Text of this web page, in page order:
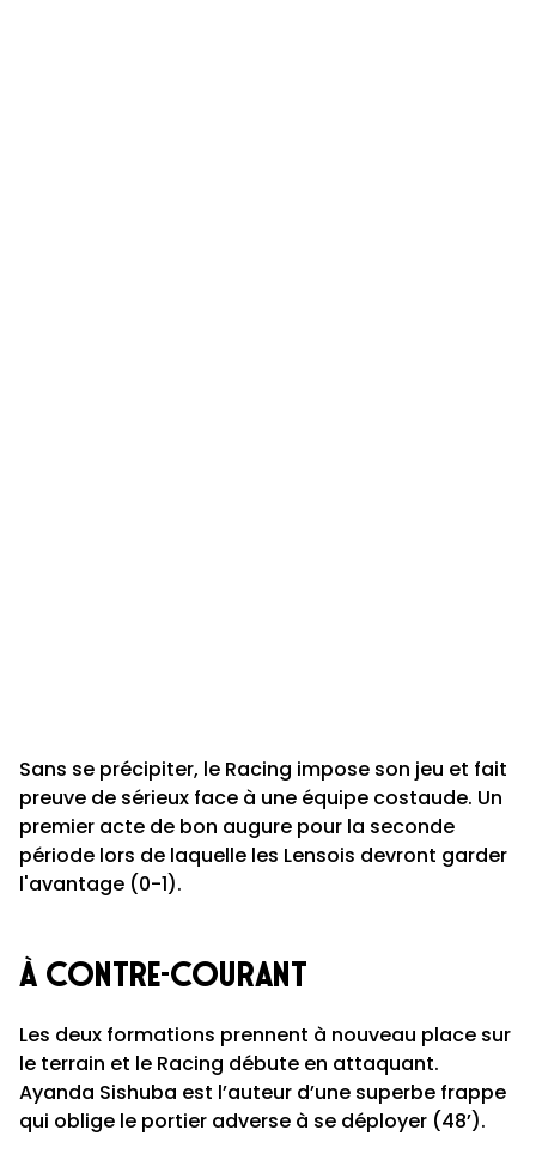
Sans se précipiter, le Racing impose son jeu et fait
preuve de sérieux face à une équipe costaude. Un
premier acte de bon augure pour la seconde
période lors de laquelle les Lensois devront garder
l'avantage (0-1).
À contre-courant
Les deux formations prennent à nouveau place sur
le terrain et le Racing débute en attaquant.
Ayanda Sishuba est l’auteur d’une superbe frappe
qui oblige le portier adverse à se déployer (48’).